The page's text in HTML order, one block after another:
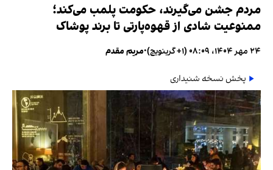
مردم جشن می‌گیرند، حکومت پلمب می‌کند؛
ممنوعیت شادی از قهوه‌پارتی تا برند پوشاک
۲۴ مهر ۱۴۰۴، ۰۸:۰۹ (‎+۱ گرینویچ) •مریم مقدم
پخش نسخه شنیداری